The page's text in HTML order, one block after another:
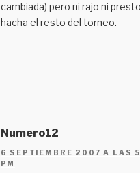
cambiada) pero ni rajo ni
hacha el resto del torneo.
Numero12
6 SEPTIEMBRE 2007 A LAS
PM